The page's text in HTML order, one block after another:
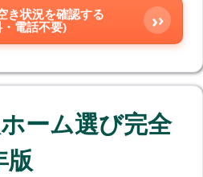
き状況を確認する
電話不要)
›
ーム選び完全
版